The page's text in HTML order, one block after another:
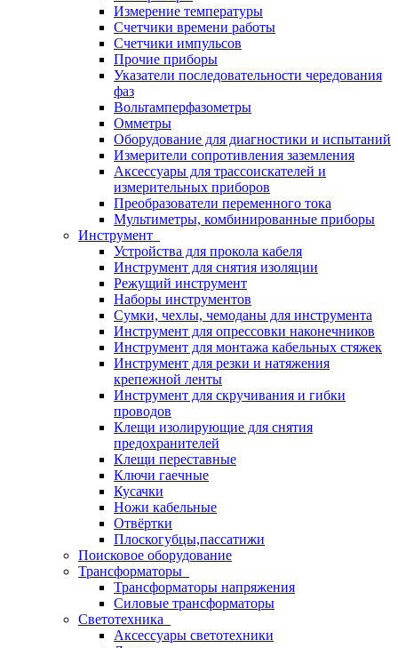
Измерение температуры
Счетчики времени работы
Счетчики импульсов
Прочие приборы
Указатели последовательности чередования
фаз
Вольтамперфазометры
Омметры
Оборудование для диагностики и испытаний
Измерители сопротивления заземления
Аксессуары для трассоискателей и
измерительных приборов
Преобразователи переменного тока
Мультиметры, комбинированные приборы
Инструмент
Устройства для прокола кабеля
Инструмент для снятия изоляции
Режущий инструмент
Наборы инструментов
Сумки, чехлы, чемоданы для инструмента
Инструмент для опрессовки наконечников
Инструмент для монтажа кабельных стяжек
Инструмент для резки и натяжения
крепежной ленты
Инструмент для скручивания и гибки
проводов
Клещи изолирующие для снятия
предохранителей
Клещи переставные
Ключи гаечные
Кусачки
Ножи кабельные
Отвёртки
Плоскогубцы,пассатижи
Поисковое оборудование
Трансформаторы
Трансформаторы напряжения
Силовые трансформаторы
Светотехника
Аксессуары светотехники